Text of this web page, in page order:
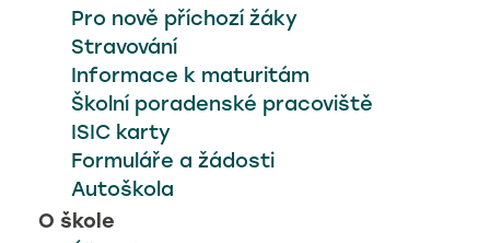
Classroom
EduPage
Pro nově příchozí žáky
Stravování
Informace k maturitám
Školní poradenské pracoviště
ISIC karty
Formuláře a žádosti
Autoškola
O škole